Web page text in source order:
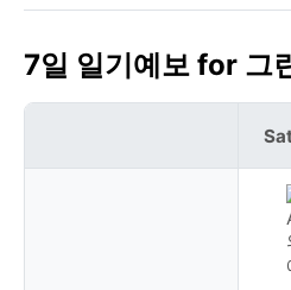
7일 일기예보 for 그